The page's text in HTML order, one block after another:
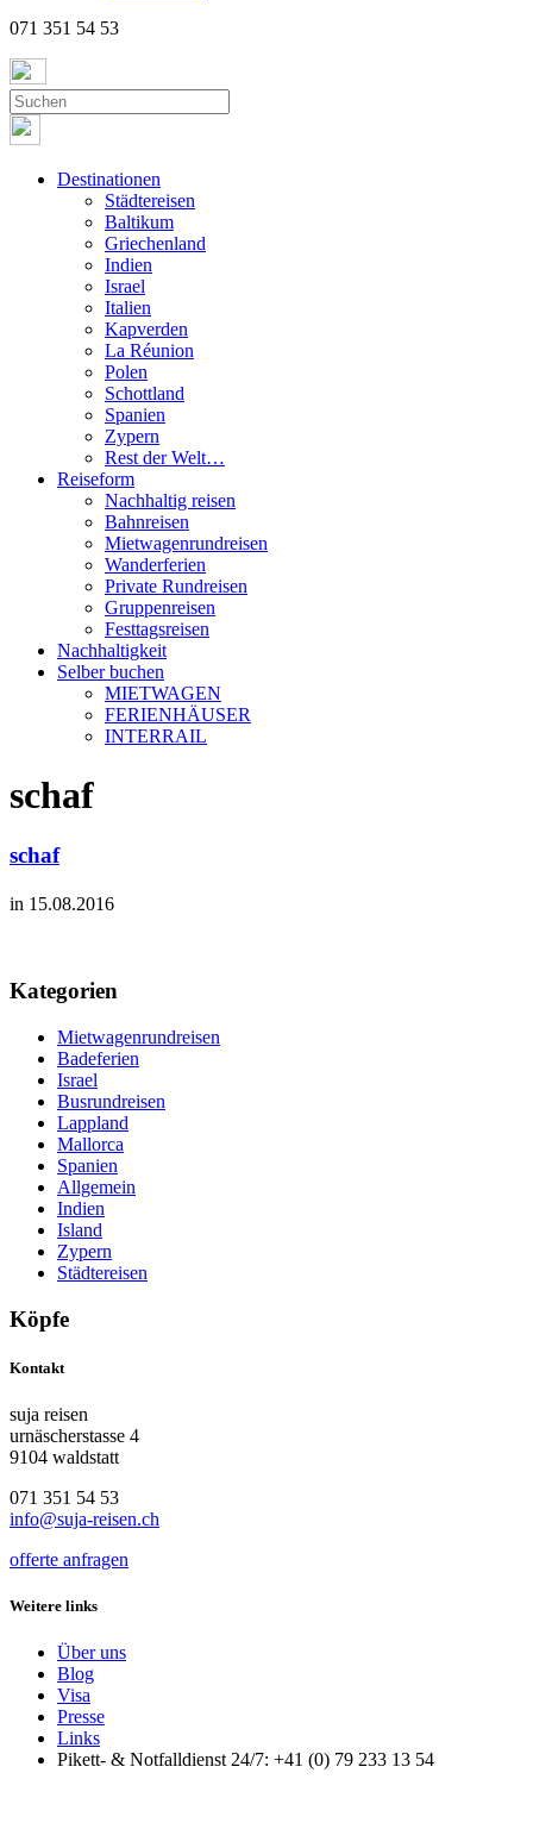
071 351 54 53
Destinationen
Städtereisen
Baltikum
Griechenland
Indien
Israel
Italien
Kapverden
La Réunion
Polen
Schottland
Spanien
Zypern
Rest der Welt…
Reiseform
Nachhaltig reisen
Bahnreisen
Mietwagenrundreisen
Wanderferien
Private Rundreisen
Gruppenreisen
Festtagsreisen
Nachhaltigkeit
Selber buchen
MIETWAGEN
FERIENHÄUSER
INTERRAIL
schaf
schaf
in 15.08.2016
Kategorien
Mietwagenrundreisen
Badeferien
Israel
Busrundreisen
Lappland
Mallorca
Spanien
Allgemein
Indien
Island
Zypern
Städtereisen
Köpfe
Kontakt
suja reisen
urnäscherstasse 4
9104 waldstatt
071 351 54 53
info@suja-reisen.ch
offerte anfragen
Weitere links
Über uns
Blog
Visa
Presse
Links
Pikett- & Notfalldienst 24/7: +41 (0) 79 233 13 54